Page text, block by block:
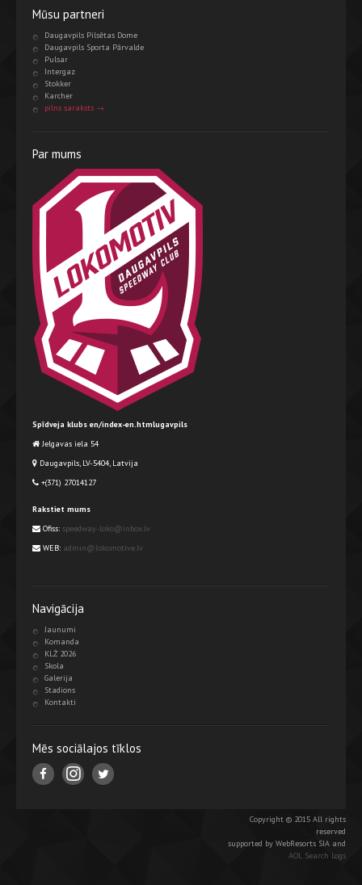
Mūsu partneri
Daugavpils Pilsētas Dome
Daugavpils Sporta Pārvalde
Pulsar
Intergaz
Stokker
Karcher
pilns saraksts →
Par mums
Spīdveja klubs en/index-en.htmlugavpils
Jelgavas iela 54
Daugavpils, LV-5404, Latvija
+(371) 27014127
Rakstiet mums
Ofiss: speedway-loko@inbox.lv
WEB: admin@lokomotive.lv
Navigācija
Jaunumi
Komanda
KLŻ 2026
Skola
Galerija
Stadions
Kontakti
Mēs sociālajos tīklos
Copyright © 2015 All rights
reserved
supported by WebResorts SIA and
AOL Search Logs